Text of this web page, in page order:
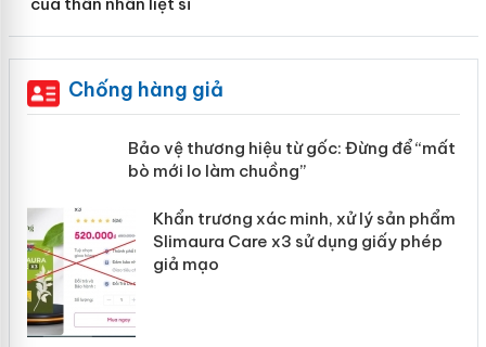
Chống hàng giả
Bảo vệ thương hiệu từ gốc: Đừng để
“mất bò mới lo làm chuồng”